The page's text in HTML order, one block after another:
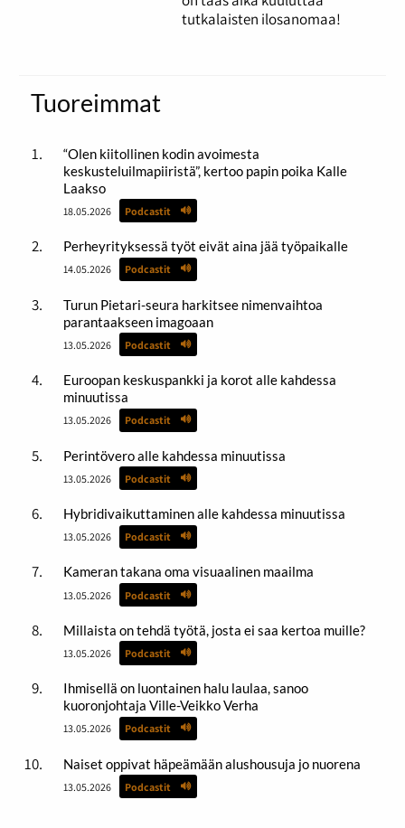
tutkalaisten ilosanomaa!
Tuoreimmat
“Olen kiitollinen kodin avoimesta
keskusteluilmapiiristä”, kertoo papin poika Kalle
Laakso
18.05.2026 Podcastit
Perheyrityksessä työt eivät aina jää työpaikalle
14.05.2026 Podcastit
Turun Pietari-seura harkitsee nimenvaihtoa
parantaakseen imagoaan
13.05.2026 Podcastit
Euroopan keskuspankki ja korot alle kahdessa
minuutissa
13.05.2026 Podcastit
Perintövero alle kahdessa minuutissa
13.05.2026 Podcastit
Hybridivaikuttaminen alle kahdessa minuutissa
13.05.2026 Podcastit
Kameran takana oma visuaalinen maailma
13.05.2026 Podcastit
Millaista on tehdä työtä, josta ei saa kertoa muille?
13.05.2026 Podcastit
Ihmisellä on luontainen halu laulaa, sanoo
kuoronjohtaja Ville-Veikko Verha
13.05.2026 Podcastit
Naiset oppivat häpeämään alushousuja jo nuorena
13.05.2026 Podcastit